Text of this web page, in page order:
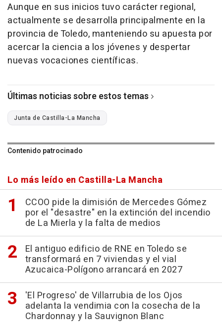
Aunque en sus inicios tuvo carácter regional,
actualmente se desarrolla principalmente en la
provincia de Toledo, manteniendo su apuesta por
acercar la ciencia a los jóvenes y despertar
nuevas vocaciones científicas.
Últimas noticias sobre estos temas
Junta de Castilla-La Mancha
Contenido patrocinado
Lo más leído en Castilla-La Mancha
CCOO pide la dimisión de Mercedes Gómez
por el "desastre" en la extinción del incendio
de La Mierla y la falta de medios
El antiguo edificio de RNE en Toledo se
transformará en 7 viviendas y el vial
Azucaica-Polígono arrancará en 2027
'El Progreso' de Villarrubia de los Ojos
adelanta la vendimia con la cosecha de la
Chardonnay y la Sauvignon Blanc